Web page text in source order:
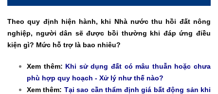
Theo quy định hiện hành, khi Nhà nước thu hồi đất nông
nghiệp, người dân sẽ được bồi thường khi đáp ứng điều
kiện gì? Mức hỗ trợ là bao nhiêu?
Xem thêm: Khi sử dụng đất có mâu thuẫn hoặc chưa
phù hợp quy hoạch - Xử lý như thế nào?
Xem thêm: Tại sao cần thẩm định giá bất động sản khi